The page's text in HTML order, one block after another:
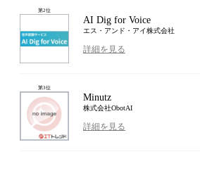
第2位
AI Dig for Voice
エス・アンド・アイ株式会社
詳細を見る
第3位
Minutz
株式会社ObotAI
詳細を見る